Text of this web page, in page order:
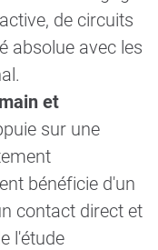
de circuits
absolue avec les
et
sur une
bénéficie d'un
contact direct et
l'étude